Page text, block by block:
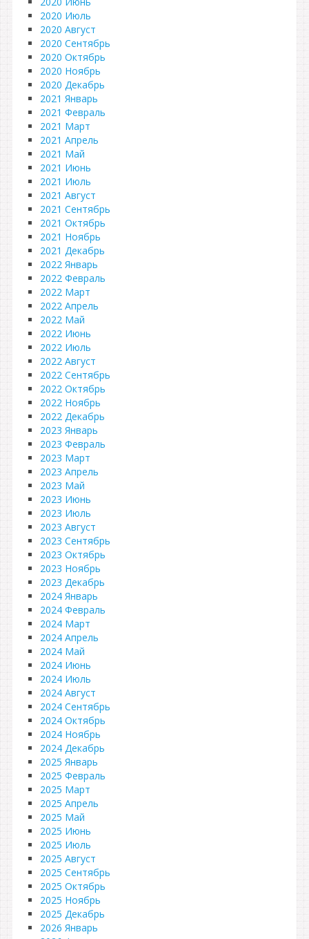
2020 Июль
2020 Август
2020 Сентябрь
2020 Октябрь
2020 Ноябрь
2020 Декабрь
2021 Январь
2021 Февраль
2021 Март
2021 Апрель
2021 Май
2021 Июнь
2021 Июль
2021 Август
2021 Сентябрь
2021 Октябрь
2021 Ноябрь
2021 Декабрь
2022 Январь
2022 Февраль
2022 Март
2022 Апрель
2022 Май
2022 Июнь
2022 Июль
2022 Август
2022 Сентябрь
2022 Октябрь
2022 Ноябрь
2022 Декабрь
2023 Январь
2023 Февраль
2023 Март
2023 Апрель
2023 Май
2023 Июнь
2023 Июль
2023 Август
2023 Сентябрь
2023 Октябрь
2023 Ноябрь
2023 Декабрь
2024 Январь
2024 Февраль
2024 Март
2024 Апрель
2024 Май
2024 Июнь
2024 Июль
2024 Август
2024 Сентябрь
2024 Октябрь
2024 Ноябрь
2024 Декабрь
2025 Январь
2025 Февраль
2025 Март
2025 Апрель
2025 Май
2025 Июнь
2025 Июль
2025 Август
2025 Сентябрь
2025 Октябрь
2025 Ноябрь
2025 Декабрь
2026 Январь